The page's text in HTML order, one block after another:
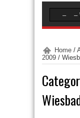
Home /
2009 /